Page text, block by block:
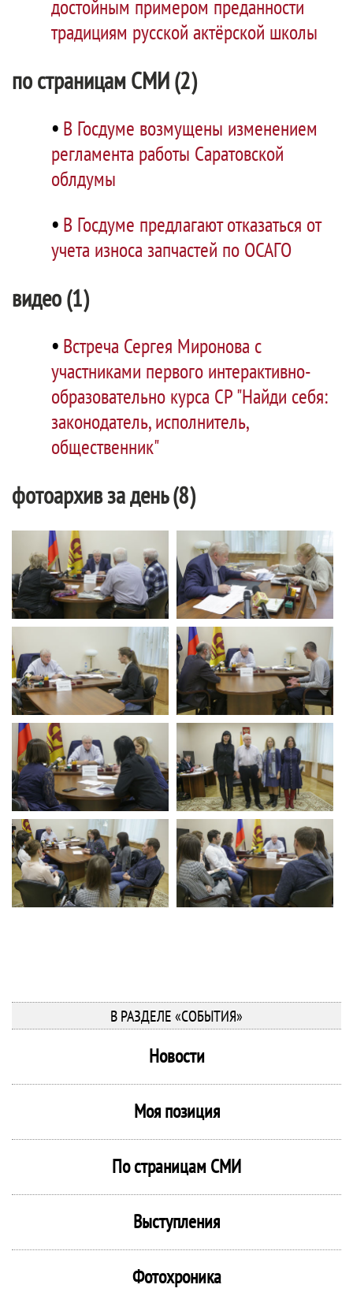
достойным примером преданности
традициям русской актёрской школы
по страницам СМИ (2)
• В Госдуме возмущены изменением
регламента работы Саратовской
облдумы
• В Госдуме предлагают отказаться от
учета износа запчастей по ОСАГО
видео (1)
• Встреча Сергея Миронова с
участниками первого интерактивно-
образовательно курса СР "Найди себя:
законодатель, исполнитель,
общественник"
фотоархив за день (8)
В РАЗДЕЛЕ «СОБЫТИЯ»
Новости
Моя позиция
По страницам СМИ
Выступления
Фотохроника